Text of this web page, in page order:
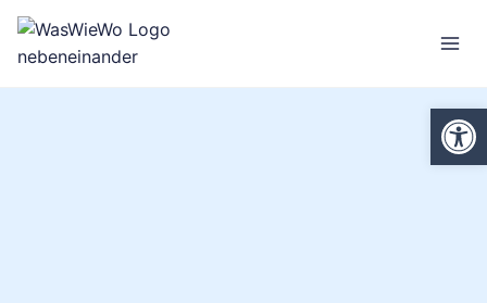
Zum
Inhalt
springen